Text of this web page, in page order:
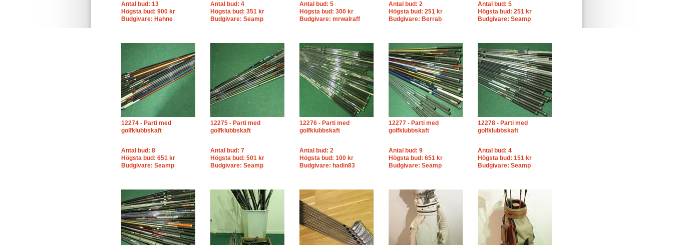
Antal bud: 13
Högsta bud: 900 kr
Budgivare: Hahne
Antal bud: 4
Högsta bud: 351 kr
Budgivare: Seamp
Antal bud: 5
Högsta bud: 300 kr
Budgivare: mrwalraff
Antal bud: 2
Högsta bud: 251 kr
Budgivare: Berrab
Antal bud: 5
Högsta bud: 251 kr
Budgivare: Seamp
12274 - Parti med
golfklubbskaft
Antal bud: 8
Högsta bud: 651 kr
Budgivare: Seamp
12275 - Parti med
golfklubbskaft
Antal bud: 7
Högsta bud: 501 kr
Budgivare: Seamp
12276 - Parti med
golfklubbskaft
Antal bud: 2
Högsta bud: 100 kr
Budgivare: hadin83
12277 - Parti med
golfklubbskaft
Antal bud: 9
Högsta bud: 651 kr
Budgivare: Seamp
12278 - Parti med
golfklubbskaft
Antal bud: 4
Högsta bud: 151 kr
Budgivare: Seamp